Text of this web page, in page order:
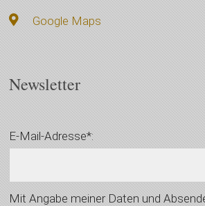
Google Maps
Newsletter
E-Mail-Adresse*:
Mit Angabe meiner Daten und